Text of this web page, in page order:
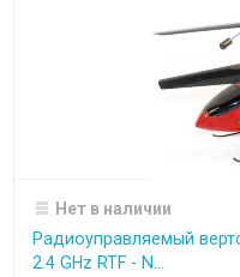
Нет в наличии
Радиоуправляемый
2.4 GHz RTF - N...